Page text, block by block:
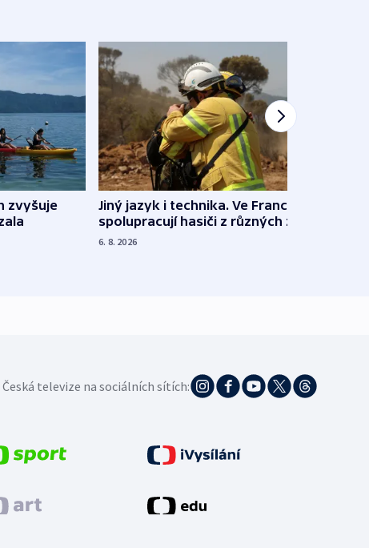
zvyšuje
Jiný jazyk i technika. Ve Francii
spolupracují hasiči z různých zemí
6. 8. 2026
Česká televize na sociálních sítích: